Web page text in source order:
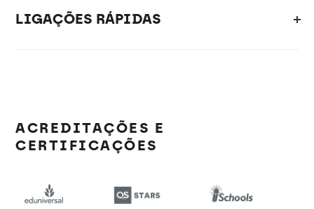
LIGAÇÕES RÁPIDAS
ACREDITAÇÕES E
CERTIFICAÇÕES